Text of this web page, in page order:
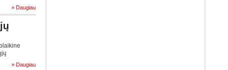
» Daugiau
» Daugiau